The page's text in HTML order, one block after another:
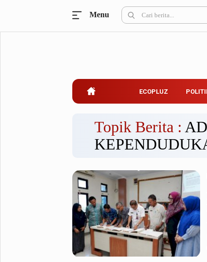
Belanja
Kuliner
Partai Politik
Pilpres
Hukum & Kriminal
Internasional
Menu
ECOPLUZ
Topik Berita :